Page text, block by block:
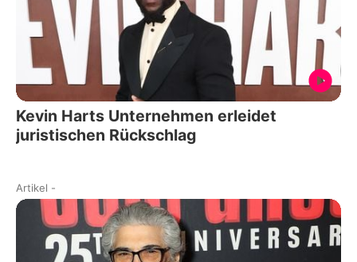
Kevin Harts Unternehmen erleidet
juristischen Rückschlag
Artikel -